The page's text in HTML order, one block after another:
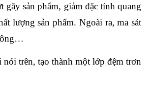
gãy sản phẩm, giảm đặc tính quang
lượng sản phẩm. Ngoài ra, ma sát
nói trên, tạo thành một lớp đệm trơn